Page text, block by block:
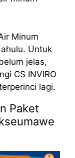
Minum
Untuk
jelas,
CS INVIRO
lagi.
Paket